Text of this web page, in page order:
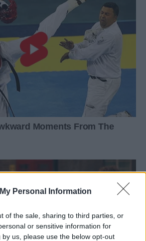
Personal Information
of the sale, sharing to third parties, or
or sensitive information for
us, please use the below opt-out